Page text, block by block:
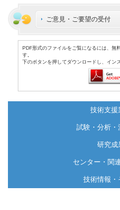
ご意見・ご要望の受付
PDF形式のファイルをご覧になるには、
す。
下のボタンを押してダウンロードし、イン
技術支援
試験・分析・
研究成
センター・関
技術情報・